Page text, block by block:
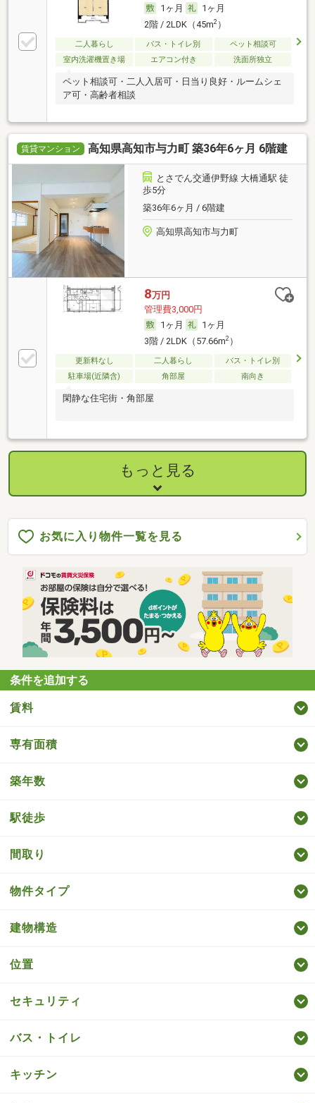
1ヶ月
1ヶ月
2階 / 2LDK（45m2）
二人暮らし バス・トイレ別
ペット相談可
室内洗濯機置き場
エアコン付き 洗面所独立
ペット相談可・二人入居可・日当り良好・ルームシェ
ア可・高齢者相談
賃貸マンション 高知県高知市与力町 築36年6ヶ月 6階建
とさでん交通伊野線 大橋通駅 徒
歩5分
築36年6ヶ月 / 6階建
高知県高知市与力町
8万円
管理費3,000円
1ヶ月
1ヶ月
3階 / 2LDK（57.66m2）
更新料なし 二人暮らし
バス・トイレ別
駐車場(近隣含)
角部屋 南向き
閑静な住宅街・角部屋
もっと見る
お気に入り物件一覧を見る
条件を追加する
賃料
専有面積
築年数
駅徒歩
間取り
物件タイプ
建物構造
位置
セキュリティ
バス・トイレ
キッチン